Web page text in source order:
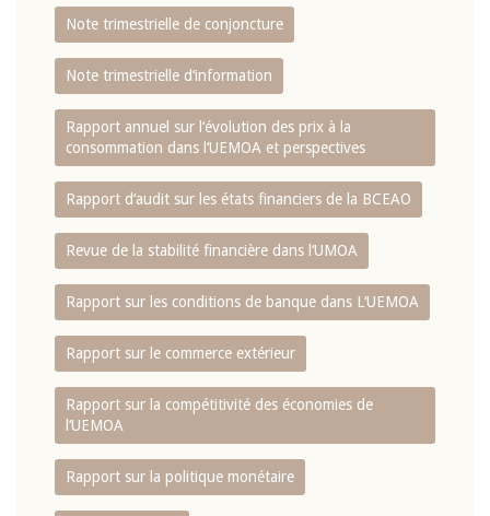
Note trimestrielle de conjoncture
Note trimestrielle d‘information
Rapport annuel sur l‘évolution des prix à la
consommation dans l‘UEMOA et perspectives
Rapport d‘audit sur les états financiers de la BCEAO
Revue de la stabilité financière dans l‘UMOA
Rapport sur les conditions de banque dans L‘UEMOA
Rapport sur le commerce extérieur
Rapport sur la compétitivité des économies de
l‘UEMOA
Rapport sur la politique monétaire